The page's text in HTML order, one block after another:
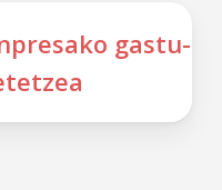
gastu-